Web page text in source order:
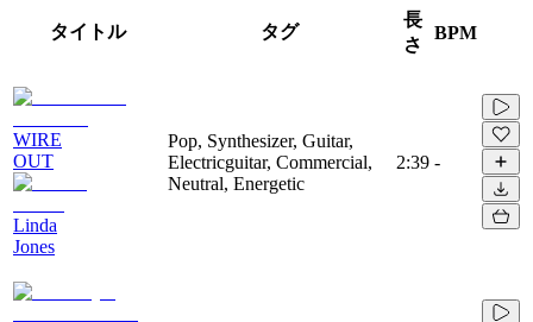
タイトル タグ
長
さ
BPM
WIRE
OUT
Linda
Jones
Pop, Synthesizer, Guitar,
Electricguitar, Commercial,
Neutral, Energetic
2:39 -